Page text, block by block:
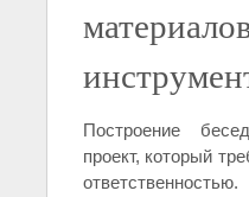
Построение
проект, который